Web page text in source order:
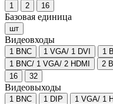
1 2 16
Базовая единица
шт
Видеовходы
1 BNC 1 VGA/ 1 DVI
1
1 BNC/ 1 VGA/ 2 HDMI
2
16
32
Видеовыходы
1 BNC 1 DIP 1 VGA/ 1